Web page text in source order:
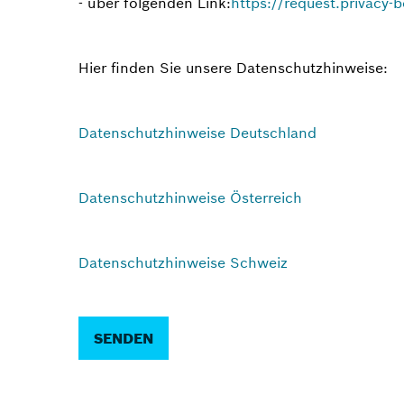
Hier finden Sie unsere Datenschutzhinweise:
Datenschutzhinweise Deutschland
Datenschutzhinweise Österreich
Datenschutzhinweise Schweiz